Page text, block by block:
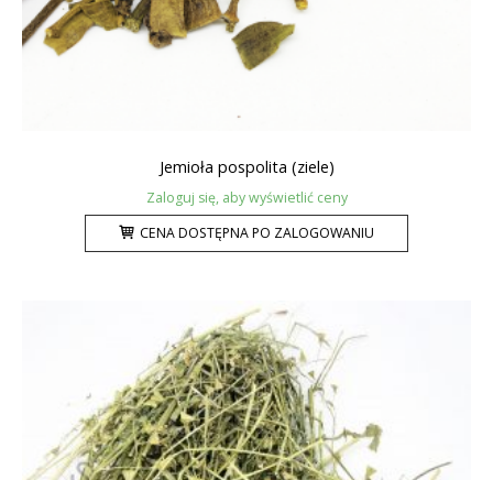
Jemioła pospolita (ziele)
Zaloguj się, aby wyświetlić ceny
CENA DOSTĘPNA PO ZALOGOWANIU